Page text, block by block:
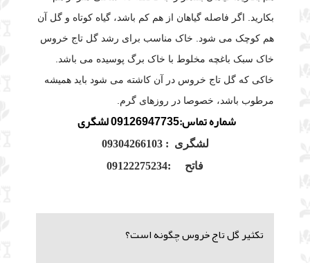
بکارید. اگر فاصله گیاهان از هم کم باشد، گیاه کوتاه و گل آن
هم کوچک می شود. خاک مناسب برای رشد گل تاج خروس
خاک سبک باغچه مخلوط با خاک برگ پوسیده می باشد.
خاکی که گل تاج خروس در آن کاشته می شود باید همیشه
مرطوب باشد، خصوصا در روزهای گرم.
شماره تماس:09126947735 لشگری
لشگری : 09304266103
فاتح :09122275234
تکثیر گل تاج خروس چگونه است؟